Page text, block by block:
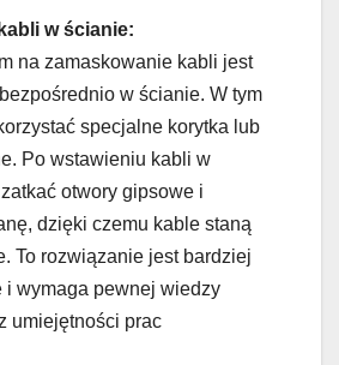
w ścianie:
na zamaskowanie kabli jest
w ścianie. W tym
specjalne korytka lub
Po wstawieniu kabli w
otwory gipsowe i
dzięki czemu kable staną
To rozwiązanie jest bardziej
i wymaga pewnej wiedzy
umiejętności prac